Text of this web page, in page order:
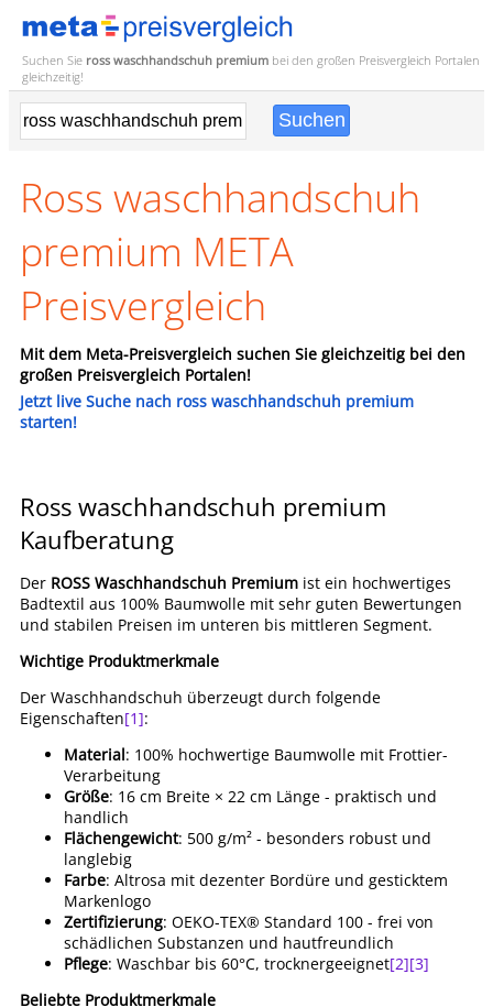
Suchen Sie ross waschhandschuh premium bei den großen Preisvergleich Portalen
gleichzeitig!
Ross waschhandschuh
premium META
Preisvergleich
Mit dem Meta-Preisvergleich suchen Sie gleichzeitig bei den
großen Preisvergleich Portalen!
Jetzt live Suche nach ross waschhandschuh premium
starten!
Ross waschhandschuh premium
Kaufberatung
Der ROSS Waschhandschuh Premium ist ein hochwertiges
Badtextil aus 100% Baumwolle mit sehr guten Bewertungen
und stabilen Preisen im unteren bis mittleren Segment.
Wichtige Produktmerkmale
Der Waschhandschuh überzeugt durch folgende
Eigenschaften[1]:
Material: 100% hochwertige Baumwolle mit Frottier-
Verarbeitung
Größe: 16 cm Breite × 22 cm Länge - praktisch und
handlich
Flächengewicht: 500 g/m² - besonders robust und
langlebig
Farbe: Altrosa mit dezenter Bordüre und gesticktem
Markenlogo
Zertifizierung: OEKO-TEX® Standard 100 - frei von
schädlichen Substanzen und hautfreundlich
Pflege: Waschbar bis 60°C, trocknergeeignet[2][3]
Beliebte Produktmerkmale